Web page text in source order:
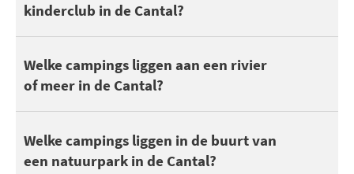
kinderclub in de Cantal?
Welke campings liggen aan een rivier
of meer in de Cantal?
In de Cantal, u kunt 63 campings vinden aan een meer of een
Welke campings liggen in de buurt van
een natuurpark in de Cantal?
De nabijheid van een natuurpark is ideaal voor